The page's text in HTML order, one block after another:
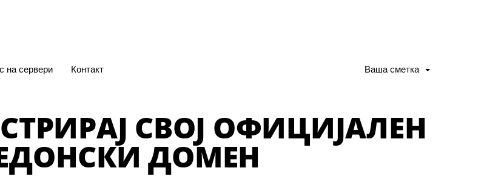
на сервери Контакт Ваша сметка
СВОЈ ОФИЦИЈАЛЕН
ДОМЕН